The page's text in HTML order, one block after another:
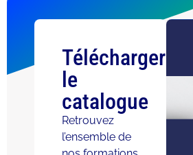
Télécharger
le
catalogue
Retrouvez
l’ensemble de